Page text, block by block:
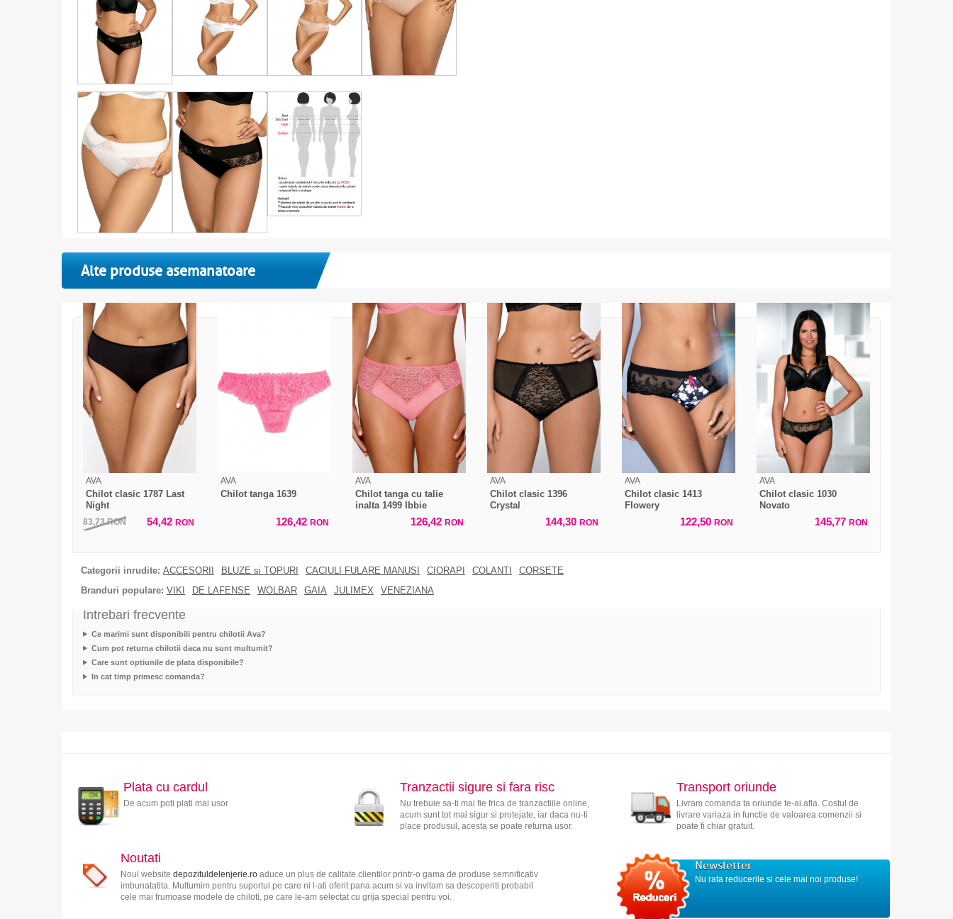
Alte produse asemanatoare
AVA
Chilot clasic 1787 Last
Night
83,73RON 54,42 RON
AVA
Chilot tanga 1639
126,42 RON
AVA
Chilot tanga cu talie
inalta 1499 Ibbie
126,42 RON
AVA
Chilot clasic 1396
Crystal
144,30 RON
AVA
Chilot clasic 1413
Flowery
122,50 RON
AVA
Chilot clasic 1030
Novato
145,77 RON
Categorii inrudite: ACCESORII BLUZE si TOPURI CACIULI FULARE MANUSI CIORAPI COLANTI
CORSETE
Branduri populare: VIKI DE LAFENSE WOLBAR GAIA JULIMEX VENEZIANA
Intrebari frecvente
Ce marimi sunt disponibili pentru chilotii Ava?
Cum pot returna chilotii daca nu sunt multumit?
Care sunt optiunile de plata disponibile?
In cat timp primesc comanda?
Plata cu cardul
De acum poti plati mai usor
Tranzactii sigure si fara risc
Nu trebuie sa-ti mai fie frica de tranzactiile online,
acum sunt tot mai sigur si protejate, iar daca nu-ti
place produsul, acesta se poate returna usor.
Transport oriunde
Livram comanda ta oriunde te-ai afla. Costul de
livrare variaza in functie de valoarea comenzii si
poate fi chiar gratuit.
Noutati
Noul website depozituldelenjerie.roaduce un plus de calitate clientilor printr-o gama de produse semnificativ
imbunatatita. Multumim pentru suportul pe care ni l-ati oferit pana acum si va invitam sa descoperiti probabil
cele mai frumoase modele de chiloti, pe care le-am selectat cu grija special pentru voi.
Newsletter
Nu rata reducerile si cele mai noi produse!